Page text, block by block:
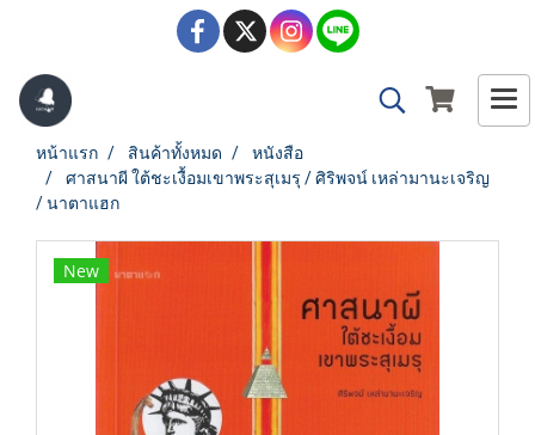
หน้าแรก สินค้าทั้งหมด
หนังสือ
ศาสนาผี ใต้ชะเงื้อมเขาพระสุเมรุ / ศิริพจน์ เหล่ามานะเจริญ
/ นาตาแฮก
New